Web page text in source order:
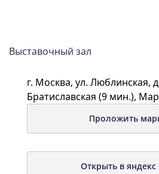
Выставочный зал
г. Москва, ул. Люблинская,
Братиславская (9 мин.),
Проложить
Открыть в яндекс